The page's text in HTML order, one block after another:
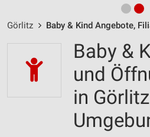
Görlitz Baby & Kind Angebote,
Baby &
und
in